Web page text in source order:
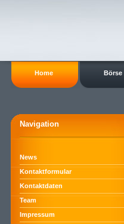
Home Börse
Navigation
News
Kontaktformular
Kontaktdaten
Team
Impressum